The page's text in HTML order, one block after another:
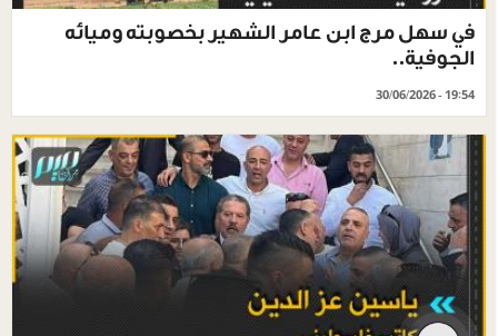
في سهل مرج ابن عامر الشهير بخصوبته وميائه
الجوفية..
30/06/2026 - 19:54